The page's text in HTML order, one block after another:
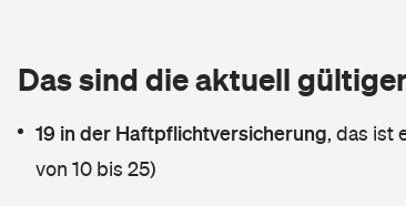
Das sind die aktuell
19 in der Haftpflichtversicherung, das ist
von 10 bis 25)